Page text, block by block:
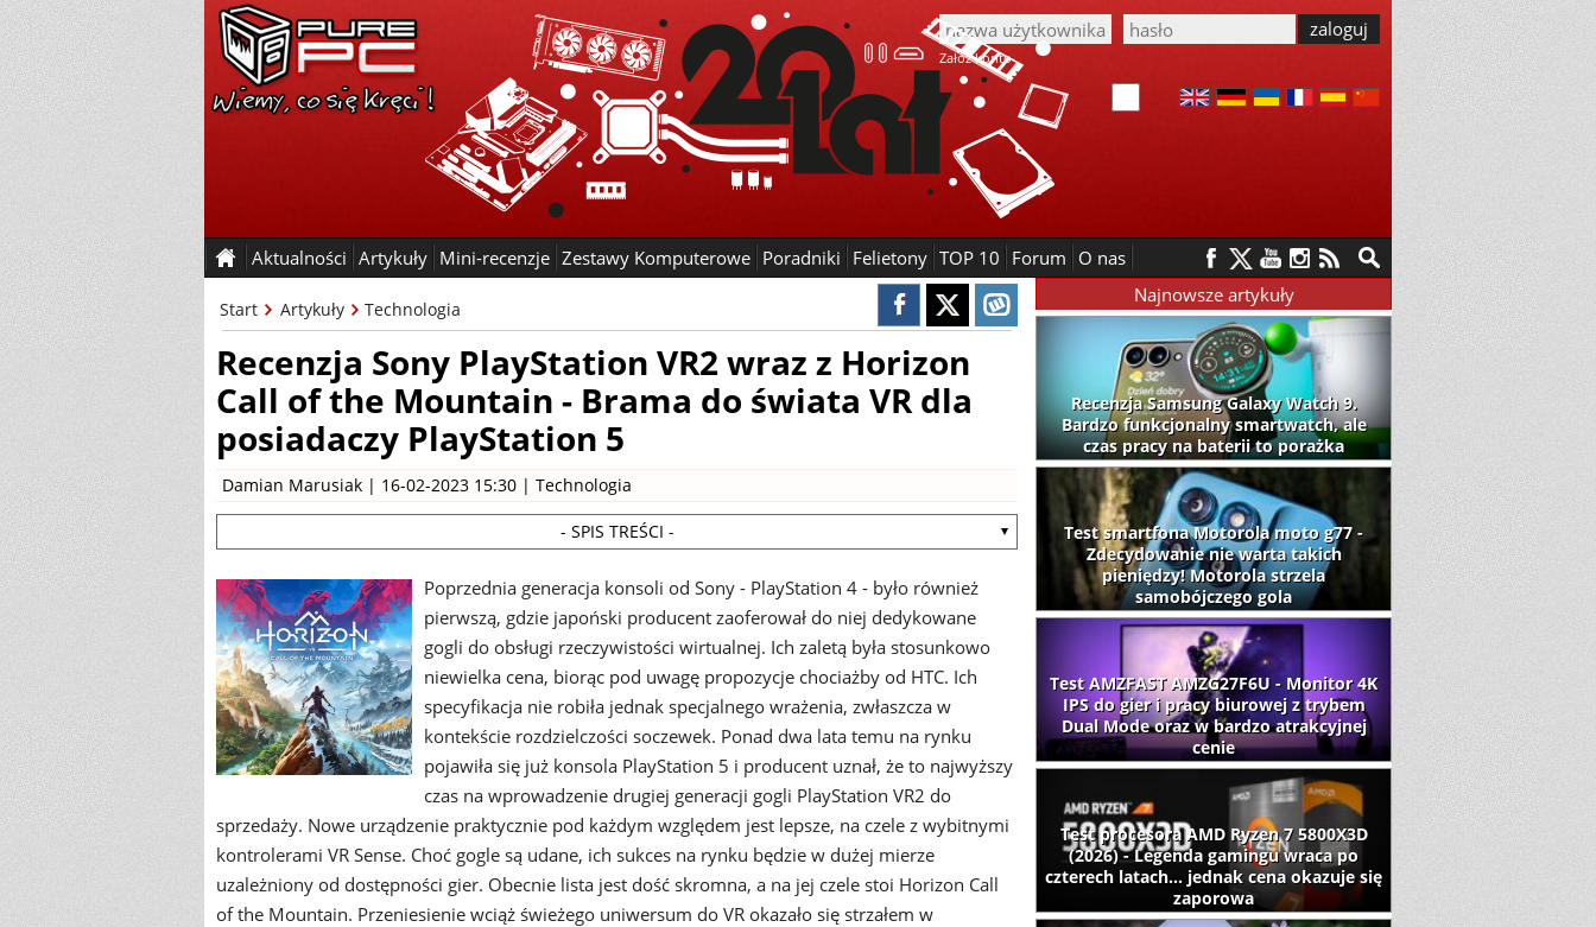
Załóż konto
Aktualności Artykuły Mini-recenzje Zestawy Komputerowe Poradniki Felietony TOP 10 Forum O nas
Start Artykuły Technologia
Recenzja Sony PlayStation VR2 wraz z Horizon
Call of the Mountain - Brama do świata VR dla
posiadaczy PlayStation 5
Damian Marusiak | 16-02-2023 15:30 | Technologia
- SPIS TREŚCI -
Poprzednia generacja konsoli od Sony - PlayStation 4 - było również
pierwszą, gdzie japoński producent zaoferował do niej dedykowane
gogli do obsługi rzeczywistości wirtualnej. Ich zaletą była stosunkowo
niewielka cena, biorąc pod uwagę propozycje chociażby od HTC. Ich
specyfikacja nie robiła jednak specjalnego wrażenia, zwłaszcza w
kontekście rozdzielczości soczewek. Ponad dwa lata temu na rynku
pojawiła się już konsola PlayStation 5 i producent uznał, że to najwyższy
czas na wprowadzenie drugiej generacji gogli PlayStation VR2 do
sprzedaży. Nowe urządzenie praktycznie pod każdym względem jest lepsze, na czele z wybitnymi
kontrolerami VR Sense. Choć gogle są udane, ich sukces na rynku będzie w dużej mierze
uzależniony od dostępności gier. Obecnie lista jest dość skromna, a na jej czele stoi Horizon Call
of the Mountain. Przeniesienie wciąż świeżego uniwersum do VR okazało się strzałem w
Najnowsze artykuły
Recenzja Samsung Galaxy Watch 9.
Bardzo funkcjonalny smartwatch, ale
czas pracy na baterii to porażka
Test smartfona Motorola moto g77 -
Zdecydowanie nie warta takich
pieniędzy! Motorola strzela
samobójczego gola
Test AMZFAST AMZG27F6U - Monitor 4K
IPS do gier i pracy biurowej z trybem
Dual Mode oraz w bardzo atrakcyjnej
cenie
Test procesora AMD Ryzen 7 5800X3D
(2026) - Legenda gamingu wraca po
czterech latach... jednak cena okazuje się
zaporowa